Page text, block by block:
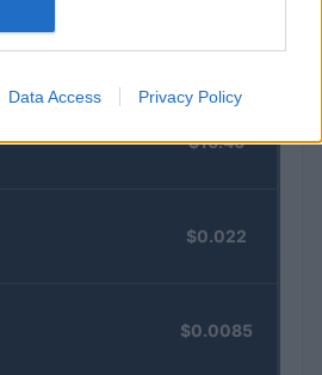
Data Access Privacy Policy
$0.032
$16.46
$0.022
$0.0085